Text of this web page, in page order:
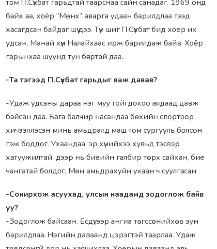
том П.Сүхбат гарьдтай таарснаа сайн санадаг. 1969 онд
байх аа, хоёр “Мөнх” аварга удаан барилдлаа гээд
хасагдсан байдаг шүү дээ. Түүн шиг П.Сүхбат бид хоёр их
удсан. Манай хүн Налайхаас ирж барилдаж байв. Хоёр
гарынхаа шуунд тун бяртай даа.
-Та тэгээд П.Сүхбат гарьдыг яаж давав?
-Удаж удсаны дараа нэг муу тойгдохоо аядаад давж
байсан даа. Бага балчир насандаа бөхийн спортоор
хичээллэсэн минь амьдралд маш том сургууль болсон
гэж боддог. Ухаандаа, эр хүнийхээ хувьд тэсвэр
хатуужилтай, дээр нь биеийн галбир төрх сайхан, бие
чангатай болдог. Мөн амьдрахуйн ухаан ч суулгасан.
-Сонирхож асуухад, улсын наадамд зодоглож байв
уу?
-Зодоглож байсаан. Есдүгээр ангиа төгссөнийхөө зун
барилдлаа. Нэгийн даваанд цэрэгтэй таарлаа. Удаж